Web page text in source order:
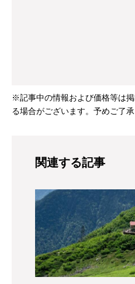
※記事中の情報および価格等は
る場合がございます。予めご了承
関連する記事